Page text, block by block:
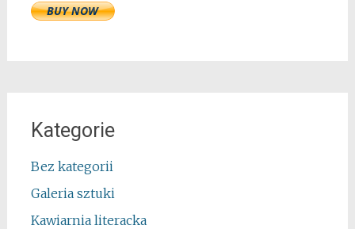
Kategorie
Bez kategorii
Galeria sztuki
Kawiarnia literacka